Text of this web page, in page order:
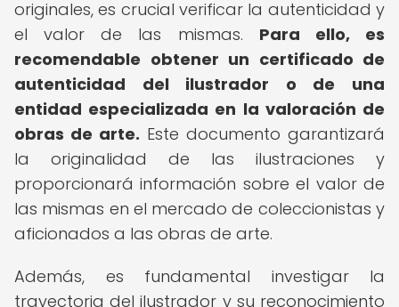
originales, es crucial verificar la autenticidad y
el valor de las mismas. Para ello, es
recomendable obtener un certificado de
autenticidad del ilustrador o de una
entidad especializada en la valoración de
obras de arte. Este documento garantizará
la originalidad de las ilustraciones y
proporcionará información sobre el valor de
las mismas en el mercado de coleccionistas y
aficionados a las obras de arte.
Además, es fundamental investigar la
trayectoria del ilustrador y su reconocimiento